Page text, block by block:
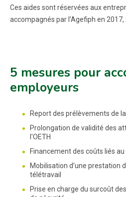
Ces aides sont réservées aux
accompagnés par l’Agefiph en 2017,
5 mesures pour
employeurs
Report des prélèvements de
Prolongation de validité des
l'OETH
Financement des coûts liés au
Mobilisation d’une prestation
télétravail
Prise en charge du surcoût